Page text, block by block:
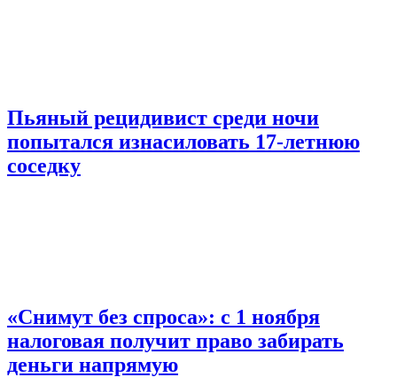
Пьяный рецидивист среди ночи
попытался изнасиловать 17-летнюю
соседку
«Снимут без спроса»: с 1 ноября
налоговая получит право забирать
деньги напрямую